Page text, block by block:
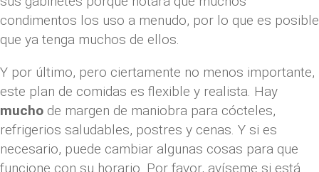
condimentos los uso a menudo, por lo que es posible
que ya tenga muchos de ellos.
Y por último, pero ciertamente no menos importante,
este plan de comidas es flexible y realista. Hay
mucho de margen de maniobra para cócteles,
refrigerios saludables, postres y cenas. Y si es
necesario, puede cambiar algunas cosas para que
funcione con su horario. Por favor, avíseme si está